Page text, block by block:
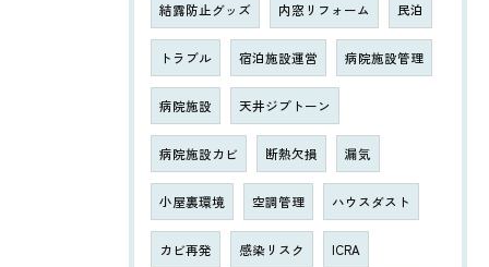
結露防止グッズ 内窓リフォーム 民泊
トラブル 宿泊施設運営 病院施設管理
病院施設 天井ジプトーン
病院施設カビ 断熱欠損 漏気
小屋裏環境 空調管理 ハウスダスト
カビ再発 感染リスク ICRA